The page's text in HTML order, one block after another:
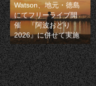
Watson、地元・徳島
にてフリーライブ開
催 『阿波おどり
2026』に併せて実施